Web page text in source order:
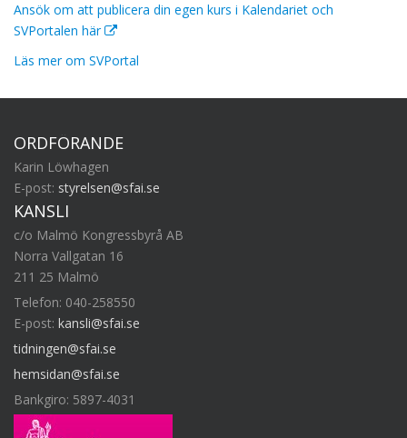
Ansök om att publicera din egen kurs i Kalendariet och
SVPortalen här
Läs mer om SVPortal
ORDFÖRANDE
Karin Löwhagen
E-post: styrelsen@sfai.se
KANSLI
c/o Malmö Kongressbyrå AB
Norra Vallgatan 16
211 25 Malmö
Telefon: 040-258550
E-post: kansli@sfai.se
tidningen@sfai.se
hemsidan@sfai.se
Bankgiro: 5897-4031